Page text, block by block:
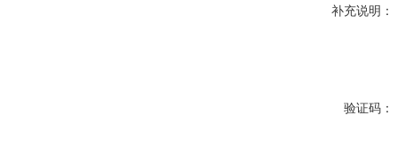
补充说明：
验证码：